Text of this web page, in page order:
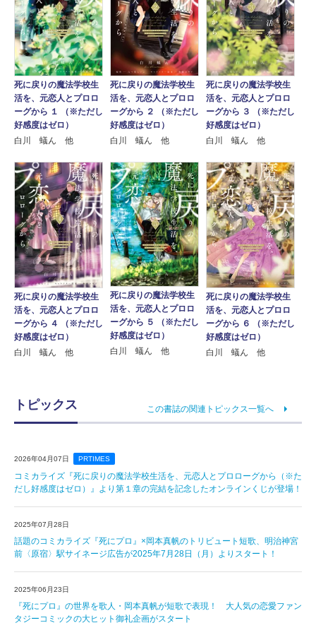
死に戻りの魔法学校生
活を、元恋人とプロロ
ーグから １ （※ただし
好感度はゼロ）
白川 蟻ん 他
死に戻りの魔法学校生
活を、元恋人とプロロ
ーグから ２ （※ただし
好感度はゼロ）
白川 蟻ん 他
死に戻りの魔法学校生
活を、元恋人とプロロ
ーグから ３ （※ただし
好感度はゼロ）
白川 蟻ん 他
死に戻りの魔法学校生
活を、元恋人とプロロ
ーグから ４ （※ただし
好感度はゼロ）
白川 蟻ん 他
死に戻りの魔法学校生
活を、元恋人とプロロ
ーグから ５ （※ただし
好感度はゼロ）
白川 蟻ん 他
死に戻りの魔法学校生
活を、元恋人とプロロ
ーグから ６ （※ただし
好感度はゼロ）
白川 蟻ん 他
トピックス この書誌の関連トピックス一覧へ
2026年04月07日 PRTIMES
コミカライズ『死に戻りの魔法学校生活を、元恋人とプロローグから（※た
だし好感度はゼロ）』より第１章の完結を記念したオンラインくじが登場！
2025年07月28日
話題のコミカライズ『死にプロ』×岡本真帆のトリビュート短歌、明治神宮
前〈原宿〉駅サイネージ広告が2025年7月28日（月）よりスタート！
2025年06月23日
『死にプロ』の世界を歌人・岡本真帆が短歌で表現！ 大人気の恋愛ファン
タジーコミックの大ヒット御礼企画がスタート